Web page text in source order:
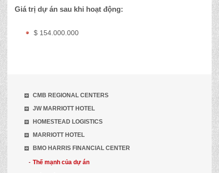
Giá trị dự án sau khi hoạt động:
$ 154.000.000
CMB REGIONAL CENTERS
JW MARRIOTT HOTEL
HOMESTEAD LOGISTICS
MARRIOTT HOTEL
BMO HARRIS FINANCIAL CENTER
Thế mạnh của dự án